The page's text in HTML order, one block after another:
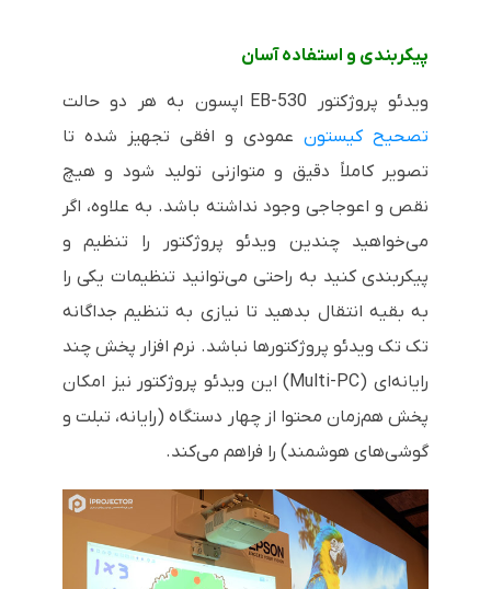
پیکربندی و استفاده آسان
ویدئو پروژکتور EB-530 اپسون به هر دو حالت
تصحیح کیستونعمودی و افقی تجهیز شده تا
تصویر کاملاً دقیق و متوازنی تولید شود و هیچ
نقص و اعوجاجی وجود نداشته باشد. به علاوه، اگر
می‌خواهید چندین ویدئو پروژکتور را تنظیم و
پیکربندی کنید به راحتی می‌توانید تنظیمات یکی را
به بقیه انتقال بدهید تا نیازی به تنظیم جداگانه
تک تک ویدئو پروژکتورها نباشد. نرم افزار پخش چند
رایانه‌ای (Multi-PC) این ویدئو پروژکتور نیز امکان
پخش هم‌زمان محتوا از چهار دستگاه (رایانه، تبلت و
گوشی‌های هوشمند) را فراهم می‌کند.